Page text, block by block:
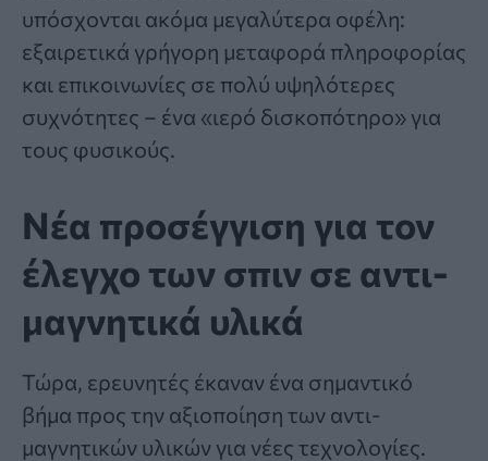
υπόσχονται ακόμα μεγαλύτερα οφέλη:
εξαιρετικά γρήγορη μεταφορά πληροφορίας
και επικοινωνίες σε πολύ υψηλότερες
συχνότητες – ένα «ιερό δισκοπότηρο» για
τους φυσικούς
Νέα προσέγγιση για τον
έλεγχο των σπιν σε αντι-
μαγνητικά υλικά
Τώρα, ερευνητές έκαναν ένα σημαντικό
βήμα προς την αξιοποίηση των αντι-
μαγνητικών υλικών για νέες τεχνολογίες.